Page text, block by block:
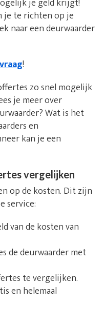
je geld krijgt!
je te richten op je
naar een deurwaarder
!
zo snel mogelijk
je meer over
Wat is het
en
kan je een
vergelijken
op de kosten. Dit zijn
service:
van de kosten van
de deurwaarder met
te vergelijken.
en helemaal